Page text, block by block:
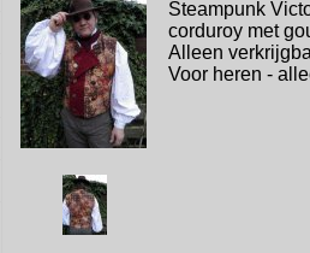
Steampunk
corduroy met
Alleen
Voor heren -